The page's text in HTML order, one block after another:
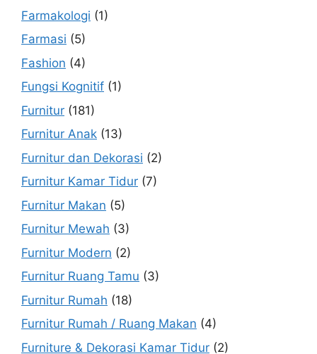
Farmakologi (1)
Farmasi (5)
Fashion (4)
Fungsi Kognitif (1)
Furnitur (181)
Furnitur Anak (13)
Furnitur dan Dekorasi (2)
Furnitur Kamar Tidur (7)
Furnitur Makan (5)
Furnitur Mewah (3)
Furnitur Modern (2)
Furnitur Ruang Tamu (3)
Furnitur Rumah (18)
Furnitur Rumah / Ruang Makan (4)
Furniture & Dekorasi Kamar Tidur (2)